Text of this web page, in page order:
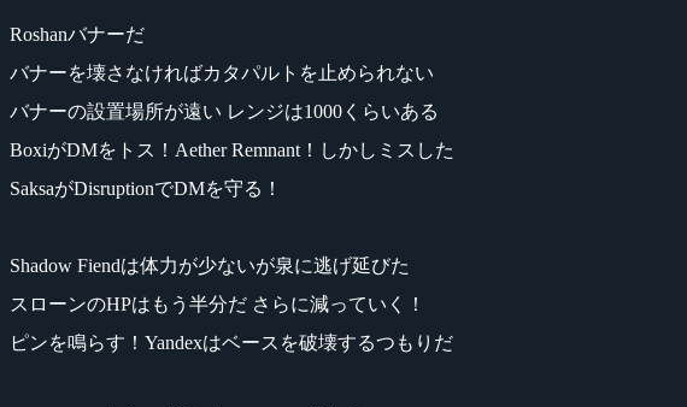
Roshanバナーだ
バナーを壊さなければカタパルトを止められない
バナーの設置場所が遠い レンジは1000くらいある
BoxiがDMをトス！Aether Remnant！しかしミスした
SaksaがDisruptionでDMを守る！
Shadow Fiendは体力が少ないが泉に逃げ延びた
スローンのHPはもう半分だ さらに減っていく！
ピンを鳴らす！Yandexはベースを破壊するつもりだ